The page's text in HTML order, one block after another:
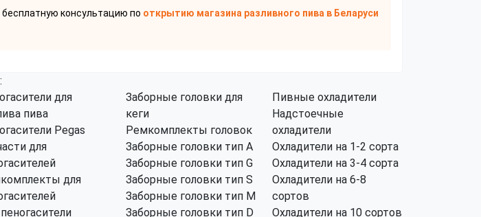
бесплатную консультацию по открытию магазина разливного пива в Беларуси
для
пива
Pegas
для
для
Заборные головки для
кеги
Ремкомплекты головок
Заборные головки тип А
Заборные головки тип G
Заборные головки тип S
Заборные головки тип M
Заборные головки тип D
Пивные охладители
Надстоечные
охладители
Охладители на 1-2 сорта
Охладители на 3-4 сорта
Охладители на 6-8
сортов
Охладители на 10 сортов